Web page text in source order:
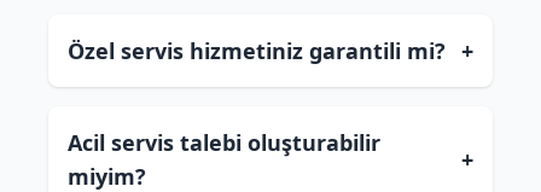
Özel servis hizmetiniz garantili mi? +
Acil servis talebi oluşturabilir
miyim?
+